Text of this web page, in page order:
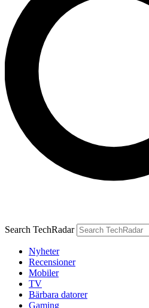
Search TechRadar
Nyheter
Recensioner
Mobiler
TV
Bärbara datorer
Gaming